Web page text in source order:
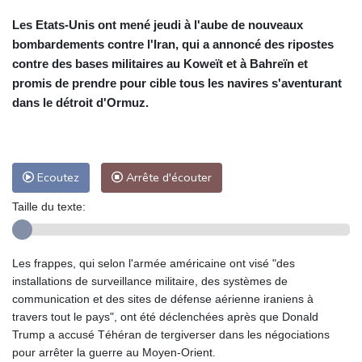
Les Etats-Unis ont mené jeudi à l'aube de nouveaux
bombardements contre l'Iran, qui a annoncé des ripostes
contre des bases militaires au Koweït et à Bahreïn et
promis de prendre pour cible tous les navires s'aventurant
dans le détroit d'Ormuz.
Ecoutez Arrête d'écouter
Taille du texte:
Les frappes, qui selon l'armée américaine ont visé "des
installations de surveillance militaire, des systèmes de
communication et des sites de défense aérienne iraniens à
travers tout le pays", ont été déclenchées après que Donald
Trump a accusé Téhéran de tergiverser dans les négociations
pour arrêter la guerre au Moyen-Orient.